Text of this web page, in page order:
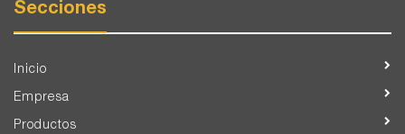
Secciones
Inicio
Empresa
Productos